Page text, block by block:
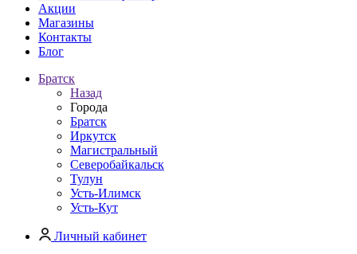
Акции
Магазины
Контакты
Блог
Братск
Назад
Города
Братск
Иркутск
Магистральный
Северобайкальск
Тулун
Усть-Илимск
Усть-Кут
Личный кабинет